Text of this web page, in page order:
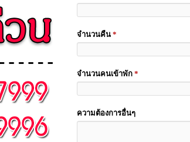
จำนวนคืน *
จำนวนคนเข้าพัก *
ความต้องการอื่นๆ